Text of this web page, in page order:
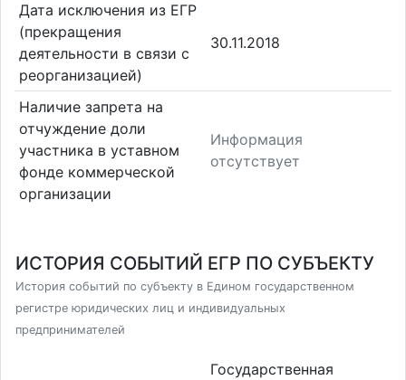
Дата исключения из ЕГР
(прекращения
деятельности в связи с
реорганизацией)
30.11.2018
Наличие запрета на
отчуждение доли
участника в уставном
фонде коммерческой
организации
Информация
отсутствует
ИСТОРИЯ СОБЫТИЙ ЕГР ПО СУБЪЕКТУ
История событий по субъекту в Едином государственном
регистре юридических лиц и индивидуальных
предпринимателей
Государственная